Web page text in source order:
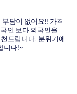
담이 없어요!! 가격
인 보다 외국인을
드립니다. 분위기에
니다!~